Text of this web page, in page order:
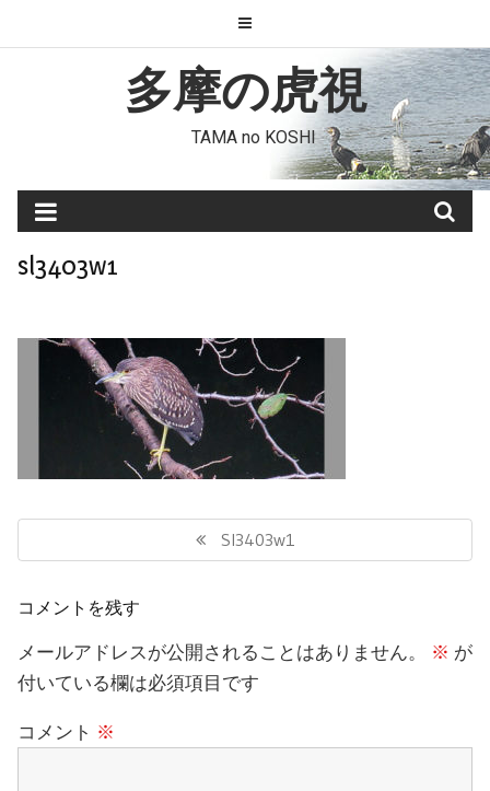
to
多摩の虎視
TAMA no KOSHI
sl3403w1
ナ
ゲ
シ
ョ
ン
Previous
Post:
Sl3403w1
コメントを残す
メールアドレスが公開されることはありません。 ※ が
付いている欄は必須項目です
コメント ※